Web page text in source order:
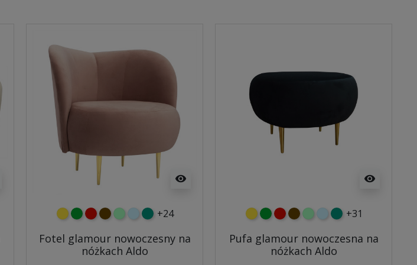
visibility
żółtyzielonyczerwony
czekoladowy
miętowybłękitny
turkusowy
+24
Fotel glamour nowoczesny na
nóżkach Aldo
visibility
żółtyzielonyczerwony
czekoladowy
miętowybłękitny
turkusowy
+31
Pufa glamour nowoczesna na
nóżkach Aldo